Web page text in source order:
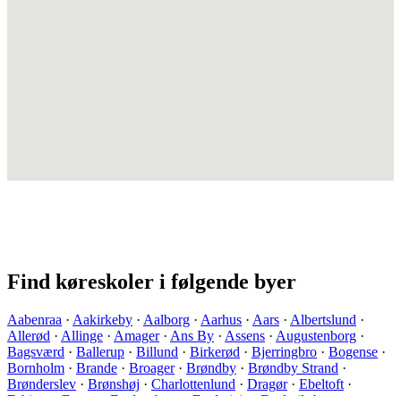
Find køreskoler i følgende byer
Aabenraa · Aakirkeby · Aalborg · Aarhus · Aars · Albertslund ·
Allerød · Allinge · Amager· Ans By · Assens · Augustenborg ·
Bagsværd · Ballerup · Billund · Birkerød · Bjerringbro · Bogense ·
Bornholm · Brande · Broager· Brøndby · Brøndby Strand ·
Brønderslev · Brønshøj · Charlottenlund · Dragør· Ebeltoft ·